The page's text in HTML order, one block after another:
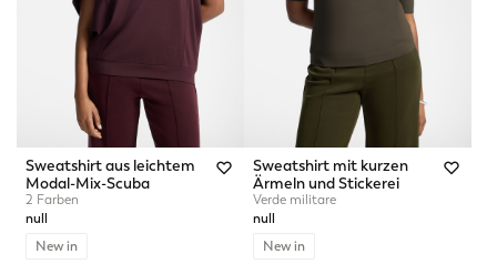
Sweatshirt aus leichtem
Modal-Mix-Scuba
2 Farben
null
New in
Sweatshirt mit kurzen
Ärmeln und Stickerei
Verde militare
null
New in